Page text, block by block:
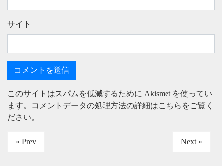
サイト
このサイトはスパムを低減するために Akismet を使ってい
ます。
コメントデータの処理方法の詳細はこちらをご覧く
ださい。
« Prev Next »